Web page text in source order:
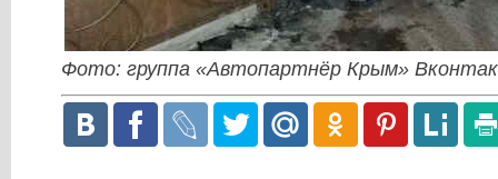
Фото: группа «Автопартнёр Крым»